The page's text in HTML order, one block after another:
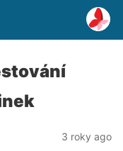
3 roky ago